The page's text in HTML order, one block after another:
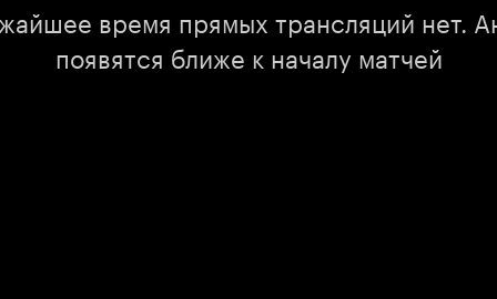
время прямых трансляций нет.
появятся ближе к началу матчей